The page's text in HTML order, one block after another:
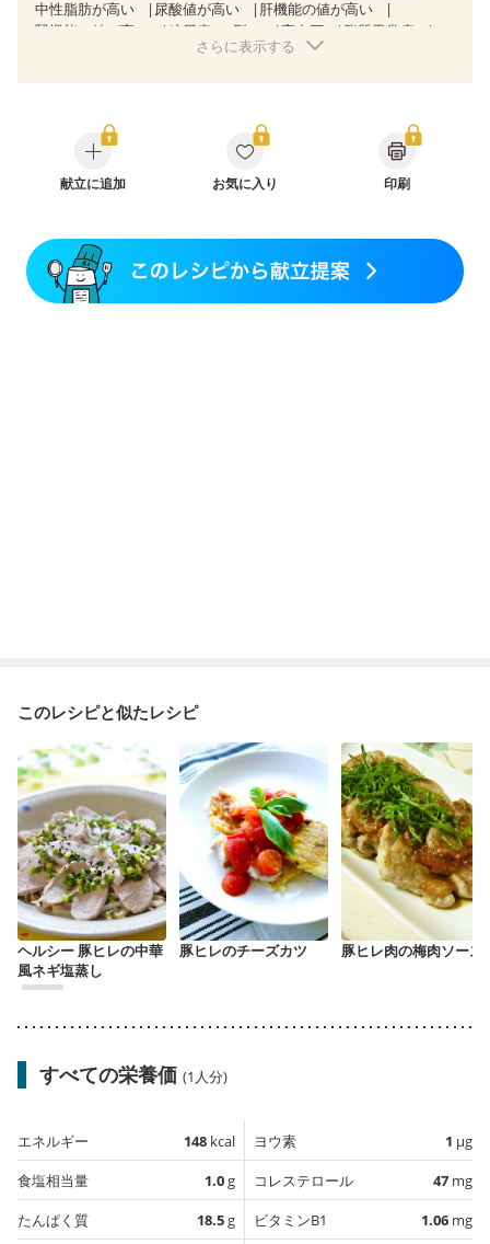
中性脂肪が高い
尿酸値が高い
肝機能の値が高い
腎機能の値が高い
糖尿病（2型） 高血圧
脂質異常症
狭心症 心筋梗塞
CKD（ステージ２）
乳がん（抗がん剤治療中）
乳がん（ホルモン療法中）
乳がん（放射線治療中）
乳がん治療を終えた方・経過観察中の方など
フレイル（年齢に合わせた体作り）
ニキビ・肌荒れ
妊活中 更年期
さらに表示する
献立に追加 お気に入り 印刷
このレシピと似たレシピ
ヘルシー 豚ヒレの中華
風ネギ塩蒸し
豚ヒレのチーズカツ 豚ヒレ肉の梅肉ソース
すべての栄養価 (1人分)
エネルギー 148 kcal
食塩相当量
1.0g
たんぱく質
18.5g
ヨウ素 1 µg
コレステロール
47 mg
ビタミンB1
1.06 mg